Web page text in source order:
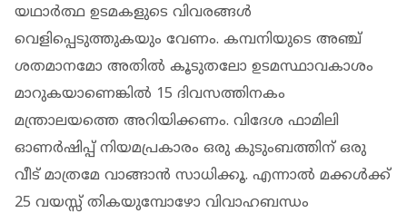
യഥാർത്ഥ ഉടമകളുടെ വിവരങ്ങൾ
വെളിപ്പെടുത്തുകയും വേണം. കമ്പനിയുടെ അഞ്ച്
ശതമാനമോ അതിൽ കൂടുതലോ ഉടമസ്ഥാവകാശം
മാറുകയാണെങ്കിൽ 15 ദിവസത്തിനകം
മന്ത്രാലയത്തെ അറിയിക്കണം. വിദേശ ഫാമിലി
ഓണർഷിപ്പ് നിയമപ്രകാരം ഒരു കുടുംബത്തിന് ഒരു
വീട് മാത്രമേ വാങ്ങാൻ സാധിക്കൂ. എന്നാൽ മക്കൾക്ക്
25 വയസ്സ് തികയുമ്പോഴോ വിവാഹബന്ധം